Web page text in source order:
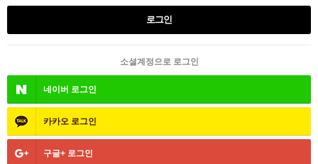
소셜계정으로 로그인
네이버 로그인
카카오 로그인
구글+ 로그인